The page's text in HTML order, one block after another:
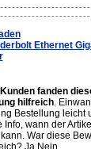
Ethernet
Kunden fanden
hilfreich.
Bestellung leicht
Info, wann der
War diese
Ja Nein...